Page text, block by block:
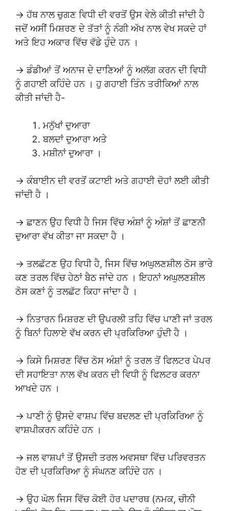
→ ਹੱਥ ਨਾਲ ਚੁਗਣ ਵਿਧੀ ਦੀ ਵਰਤੋਂ ਉਸ ਵੇਲੇ ਕੀਤੀ ਜਾਂਦੀ ਹੈ
ਜਦੋਂ ਅਸੀਂ ਮਿਸ਼ਰਣ ਦੇ ਤੱਤਾਂ ਨੂੰ ਨੰਗੀ ਅੱਖ ਨਾਲ ਵੇਖ ਸਕਦੇ ਹਾਂ
ਅਤੇ ਇਹ ਅਕਾਰ ਵਿੱਚ ਵੱਡੇ ਹੁੰਦੇ ਹਨ ।
→ ਡੰਡੀਆਂ ਤੋਂ ਅਨਾਜ ਦੇ ਦਾਣਿਆਂ ਨੂੰ ਅਲੱਗ ਕਰਨ ਦੀ ਵਿਧੀ
ਨੂੰ ਗਹਾਈ ਕਹਿੰਦੇ ਹਨ । ਹੁ ਗਹਾਈ ਤਿੰਨ ਤਰੀਕਿਆਂ ਨਾਲ
ਕੀਤੀ ਜਾਂਦੀ ਹੈ-
ਮਨੁੱਖਾਂ ਦੁਆਰਾ
ਬਲਦਾਂ ਦੁਆਰਾ ਅਤੇ
ਮਸ਼ੀਨਾਂ ਦੁਆਰਾ ।
→ ਕੰਬਾਈਨ ਦੀ ਵਰਤੋਂ ਕਟਾਈ ਅਤੇ ਗਹਾਈ ਦੋਹਾਂ ਲਈ ਕੀਤੀ
ਜਾਂਦੀ ਹੈ ।
→ ਛਾਣਨ ਉਹ ਵਿਧੀ ਹੈ ਜਿਸ ਵਿੱਚ ਅੰਸ਼ਾਂ ਨੂੰ ਅੰਸ਼ਾਂ ਤੋਂ ਛਾਣਨੀ
ਦੁਆਰਾ ਵੱਖ ਕੀਤਾ ਜਾ ਸਕਦਾ ਹੈ ।
→ ਤਲਛੱਟਣ ਉਹ ਵਿਧੀ ਹੈ, ਜਿਸ ਵਿੱਚ ਅਘੁਲਣਸ਼ੀਲ ਠੋਸ ਭਾਰੇ
ਕਣ ਤਰਲ ਵਿੱਚ ਹੇਠਾਂ ਬੈਠ ਜਾਂਦੇ ਹਨ । ਇਹਨਾਂ ਅਘੁਲਣਸ਼ੀਲ
ਠੋਸ ਕਣਾਂ ਨੂੰ ਤਲਛੱਟ ਕਿਹਾ ਜਾਂਦਾ ਹੈ ।
→ ਨਿਤਾਰਨ ਮਿਸ਼ਰਣ ਦੀ ਉਪਰਲੀ ਤਹਿ ਵਿੱਚ ਪਾਣੀ ਜਾਂ ਤਰਲ
ਨੂੰ ਬਿਨਾਂ ਹਿਲਾਏ ਵੱਖ ਕਰਨ ਦੀ ਪ੍ਰਕਿਰਿਆ ਹੁੰਦੀ ਹੈ ।
→ ਕਿਸੇ ਮਿਸ਼ਰਣ ਵਿੱਚ ਠੋਸ ਅੰਸ਼ਾਂ ਨੂੰ ਤਰਲ ਤੋਂ ਫਿਲਟਰ ਪੇਪਰ
ਦੀ ਸਹਾਇਤਾ ਨਾਲ ਵੱਖ ਕਰਨ ਦੀ ਵਿਧੀ ਨੂੰ ਫਿਲਟਰ ਕਰਨਾ
ਆਖਦੇ ਹਨ ।
→ ਪਾਣੀ ਨੂੰ ਉਸਦੇ ਵਾਸ਼ਪ ਵਿੱਚ ਬਦਲਣ ਦੀ ਪ੍ਰਕਿਰਿਆ ਨੂੰ
ਵਾਸ਼ਪੀਕਰਨ ਕਹਿੰਦੇ ਹਨ ।
→ ਜਲ ਵਾਸ਼ਪਾਂ ਤੋਂ ਉਸਦੀ ਤਰਲ ਅਵਸਥਾ ਵਿੱਚ ਪਰਿਵਰਤਨ
ਹੋਣ ਦੀ ਪ੍ਰਕਿਰਿਆ ਨੂੰ ਸੰਘਨਣ ਕਹਿੰਦੇ ਹਨ ।
→ ਉਹ ਘੋਲ ਜਿਸ ਵਿੱਚ ਕੋਈ ਹੋਰ ਪਦਾਰਥ (ਨਮਕ, ਚੀਨੀ